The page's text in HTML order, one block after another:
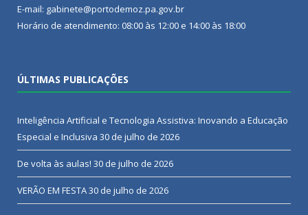
E-mail: gabinete@portodemoz.pa.gov.br
Horário de atendimento: 08:00 às 12:00 e 14:00 às 18:00
ÚLTIMAS PUBLICAÇÕES
Inteligência Artificial e Tecnologia Assistiva: Inovando a Educação
Especial e Inclusiva 30 de julho de 2026
De volta às aulas! 30 de julho de 2026
VERÃO EM FESTA30 de julho de 2026